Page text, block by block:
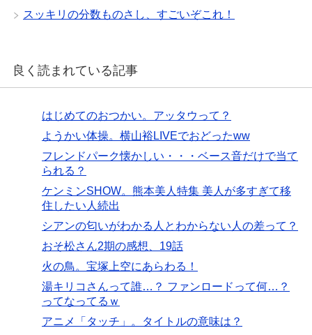
スッキリの分数ものさし、すごいぞこれ！
良く読まれている記事
はじめてのおつかい。アッタウって？
ようかい体操。横山裕LIVEでおどったww
フレンドパーク懐かしい・・・ベース音だけで当て
られる？
ケンミンSHOW。熊本美人特集 美人が多すぎて移
住したい人続出
シアンの匂いがわかる人とわからない人の差って？
おそ松さん2期の感想、19話
火の鳥。宝塚上空にあらわる！
湯キリコさんって誰…？ ファンロードって何…？
ってなってるｗ
アニメ「タッチ」。タイトルの意味は？